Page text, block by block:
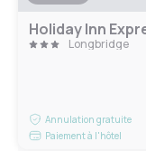
Longbridge
Annulation gratuite
Paiement à l'hôtel